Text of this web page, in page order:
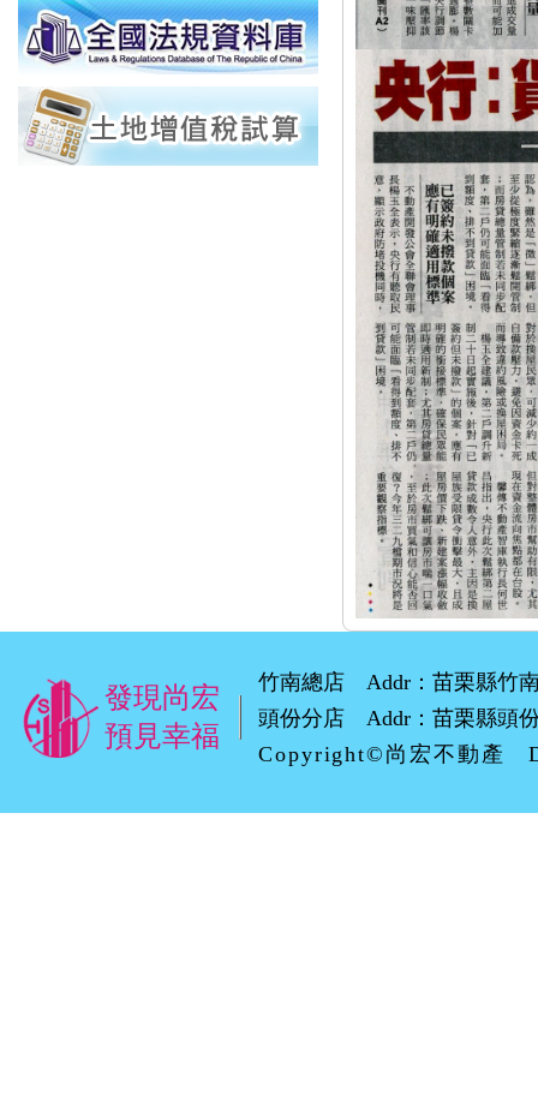
發現尚宏
預見幸福
竹南總店 Addr：苗栗縣竹
頭份分店 Addr：苗栗縣頭
Copyright©尚宏不動產